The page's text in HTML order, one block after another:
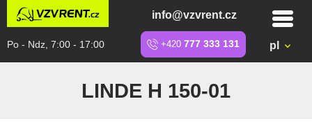
info@vzvrent.cz
Po - Ndz, 7:00 - 17:00 +420 777 333 131 pl
LINDE H 150-01